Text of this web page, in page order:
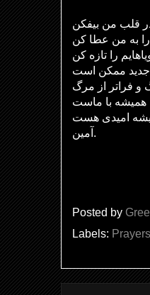
قلب من بیفکن
به من عطا کن
را تازه کن
جدید ممکن است
و فراتر از مرگ
آمین.
Posted by
Labels: